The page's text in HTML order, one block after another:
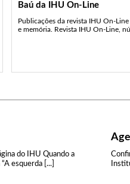
Baú da IHU On-Line
Publicações da revista IHU On-
e memória. Revista IHU On-Line,
do IHU Quando a
esquerda [...]